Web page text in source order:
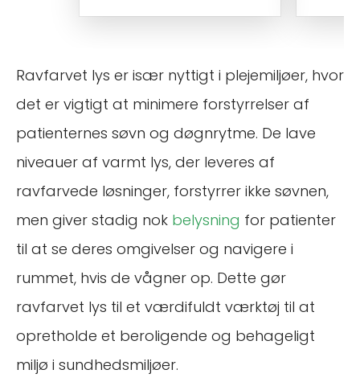
Ravfarvet lys er især nyttigt i plejemiljøer, hvor
det er vigtigt at minimere forstyrrelser af
patienternes søvn og døgnrytme. De lave
niveauer af varmt lys, der leveres af
ravfarvede løsninger, forstyrrer ikke søvnen,
men giver stadig nok belysning for patienter
til at se deres omgivelser og navigere i
rummet, hvis de vågner op. Dette gør
ravfarvet lys til et værdifuldt værktøj til at
opretholde et beroligende og behageligt
miljø i sundhedsmiljøer.